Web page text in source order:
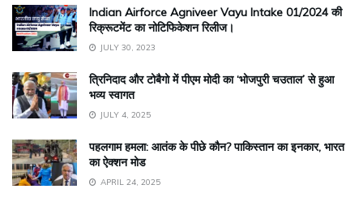
Indian Airforce Agniveer Vayu Intake 01/2024 की
रिक्रूटमेंट का नोटिफिकेशन रिलीज।
JULY 30, 2023
त्रिनिदाद और टोबैगो में पीएम मोदी का ‘भोजपुरी चउताल’ से हुआ
भव्य स्वागत
JULY 4, 2025
पहलगाम हमला: आतंक के पीछे कौन? पाकिस्तान का इनकार, भारत
का ऐक्शन मोड
APRIL 24, 2025